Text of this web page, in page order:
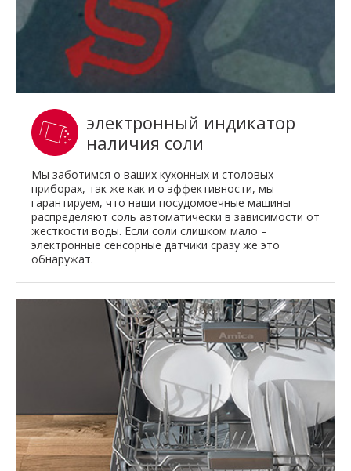
электронный индикатор
наличия соли
Мы заботимся о ваших кухонных и столовых
приборах, так же как и о эффективности, мы
гарантируем, что наши посудомоечные машины
распределяют соль автоматически в зависимости от
жесткости воды. Если соли слишком мало –
электронные сенсорные датчики сразу же это
обнаружат.